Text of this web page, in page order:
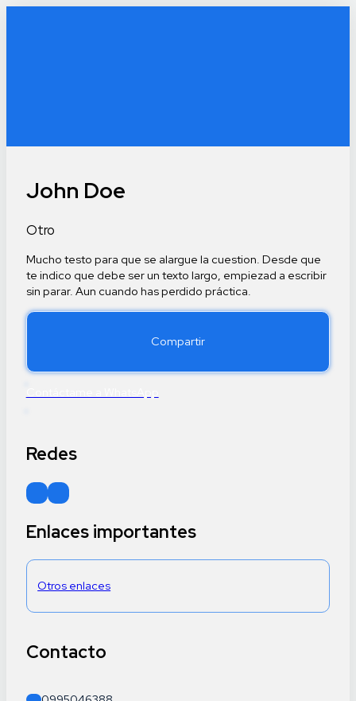
John Doe
Otro
Mucho testo para que se alargue la cuestion. Desde que
te indico que debe ser un texto largo, empiezad a escribir
sin parar. Aun cuando has perdido práctica.
Compartir
Redes
Sígueme en Facebook
Sígueme en Instagram
Enlaces importantes
Otros enlaces
Contacto